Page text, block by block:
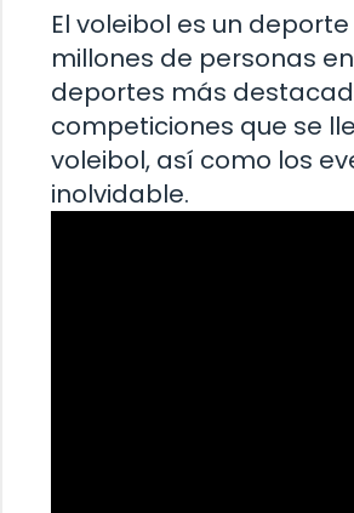
El voleibol es un
millones de personas
deportes más
competiciones que se
voleibol, así como los
inolvidable.